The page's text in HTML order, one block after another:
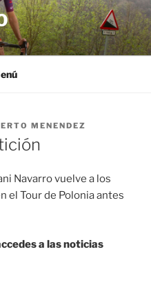
MENENDEZ
Navarro vuelve a los
el Tour de Polonia antes
a las noticias